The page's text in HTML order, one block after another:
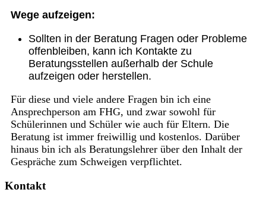
Wege aufzeigen:
Sollten in der Beratung Fragen oder Probleme
offenbleiben, kann ich Kontakte zu
Beratungsstellen außerhalb der Schule
aufzeigen oder herstellen.
Für diese und viele andere Fragen bin ich eine
Ansprechperson am FHG, und zwar sowohl für
Schülerinnen und Schüler wie auch für Eltern. Die
Beratung ist immer freiwillig und kostenlos. Darüber
hinaus bin ich als Beratungslehrer über den Inhalt der
Gespräche zum Schweigen verpflichtet.
Kontakt